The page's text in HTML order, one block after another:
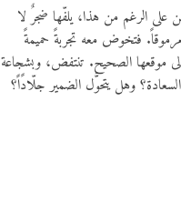
على الرغم من هذا، يلفّها ضجرٌ لا
فتخوض معه تجربةً حميمةً
موقعها الصحيح. تنتفض، وبشجاعة
وهل يتحوَّل الضمير جلّادًاً؟